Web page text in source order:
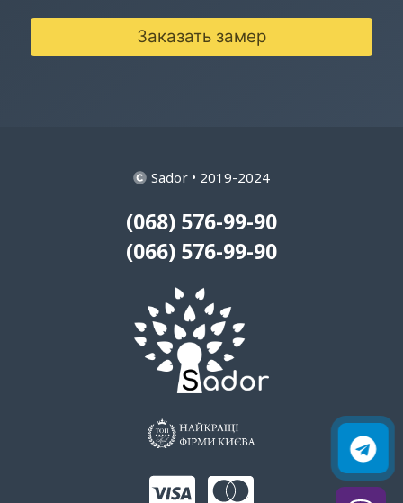
Заказать замер
Sador • 2019-2024
(068) 576-99-90
(066) 576-99-90